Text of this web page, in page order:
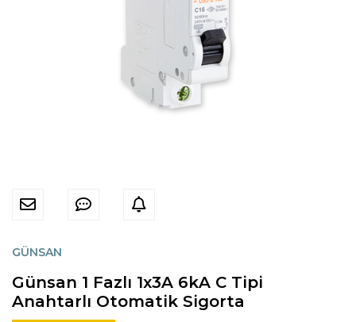
GÜNSAN
Günsan 1 Fazlı 1x3A 6kA C Tipi
Anahtarlı Otomatik Sigorta